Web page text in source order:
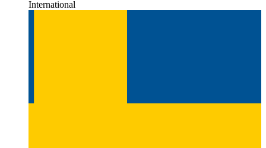
International